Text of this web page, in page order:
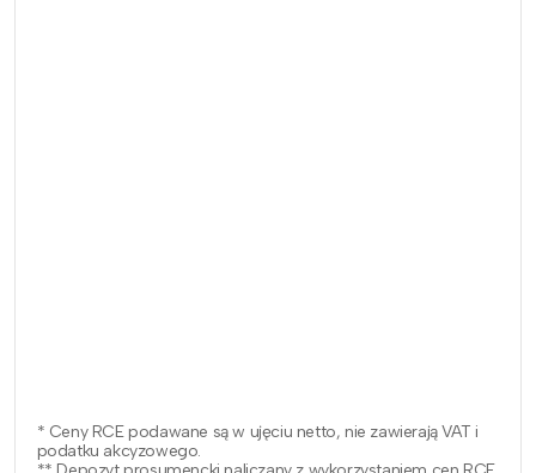
* Ceny RCE podawane są w ujęciu netto, nie zawierają VAT i
podatku akcyzowego.